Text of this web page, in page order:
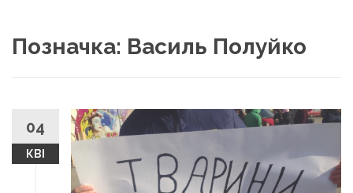
Позначка: Василь Полуйко
04
КВІ